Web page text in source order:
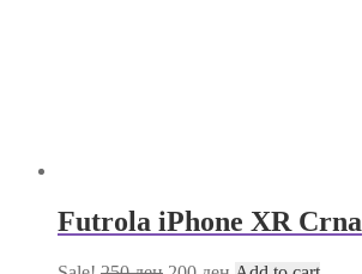
Futrola iPhone XR Crna